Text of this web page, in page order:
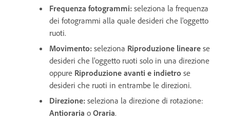
Frequenza fotogrammi: seleziona la frequenza
dei fotogrammi alla quale desideri che l'oggetto
ruoti.
Movimento: seleziona Riproduzione lineare se
desideri che l'oggetto ruoti solo in una direzione
oppure Riproduzione avanti e indietro se
desideri che ruoti in entrambe le direzioni.
Direzione: seleziona la direzione di rotazione:
Antioraria o Oraria.